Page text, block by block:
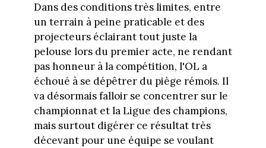
Dans des conditions très limites, entre
un terrain à peine praticable et des
projecteurs éclairant tout juste la
pelouse lors du premier acte, ne rendant
pas honneur à la compétition, l'OL a
échoué à se dépêtrer du piège rémois. Il
va désormais falloir se concentrer sur le
championnat et la Ligue des champions,
mais surtout digérer ce résultat très
décevant pour une équipe se voulant